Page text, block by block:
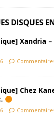
DISQUES
Xandria
Chez